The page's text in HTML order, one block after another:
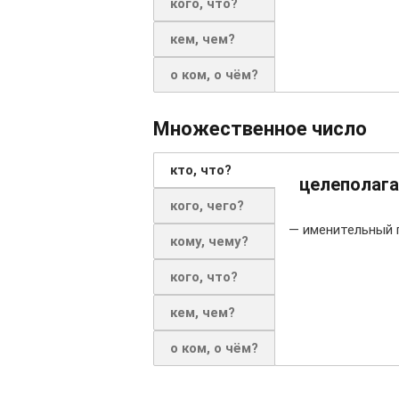
кого, что?
кем, чем?
о ком, о чём?
Множественное число
кто, что?
кого, чего?
кому, чему?
кого, что?
кем, чем?
о ком, о чём?
— именительный